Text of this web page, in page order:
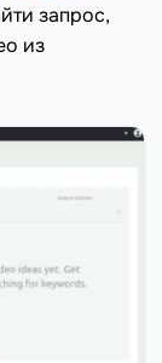
запрос,
из